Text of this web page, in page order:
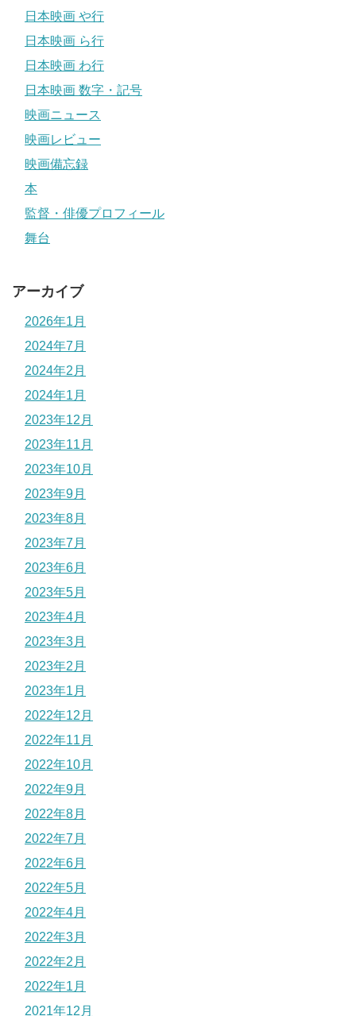
日本映画 や行
日本映画 ら行
日本映画 わ行
日本映画 数字・記号
映画ニュース
映画レビュー
映画備忘録
本
監督・俳優プロフィール
舞台
アーカイブ
2026年1月
2024年7月
2024年2月
2024年1月
2023年12月
2023年11月
2023年10月
2023年9月
2023年8月
2023年7月
2023年6月
2023年5月
2023年4月
2023年3月
2023年2月
2023年1月
2022年12月
2022年11月
2022年10月
2022年9月
2022年8月
2022年7月
2022年6月
2022年5月
2022年4月
2022年3月
2022年2月
2022年1月
2021年12月